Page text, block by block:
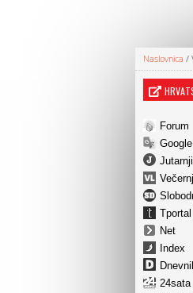
Naslovnica /
Forum
Jutarnji
Tportal
Net
Index
24sata